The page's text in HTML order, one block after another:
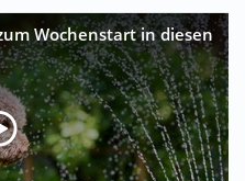
Wochenstart in diesen